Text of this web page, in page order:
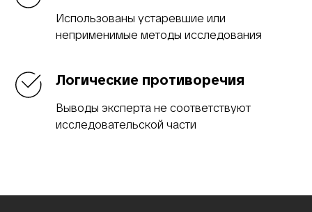
Использованы устаревшие или
неприменимые методы исследования
Логические противоречия
Выводы эксперта не соответствуют
исследовательской части